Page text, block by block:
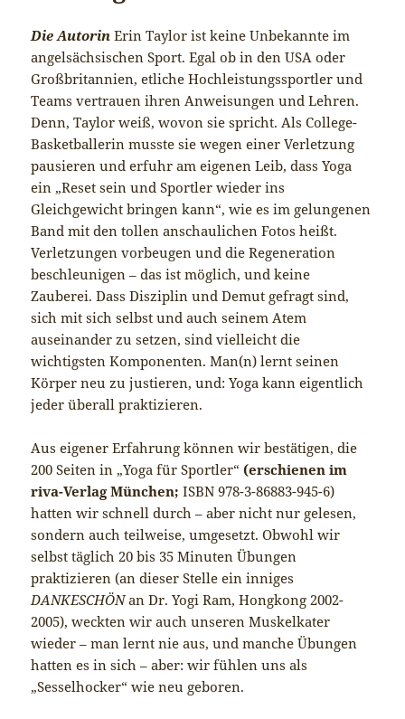
Die AutorinErin Taylor ist keine Unbekannte im
angelsächsischen Sport. Egal ob in den USA oder
Großbritannien, etliche Hochleistungssportler und
Teams vertrauen ihren Anweisungen und Lehren.
Denn, Taylor weiß, wovon sie spricht. Als College-
Basketballerin musste sie wegen einer Verletzung
pausieren und erfuhr am eigenen Leib, dass Yoga
ein „Reset sein und Sportler wieder ins
Gleichgewicht bringen kann“, wie es im gelungenen
Band mit den tollen anschaulichen Fotos heißt.
Verletzungen vorbeugen und die Regeneration
beschleunigen – das ist möglich, und keine
Zauberei. Dass Disziplin und Demut gefragt sind,
sich mit sich selbst und auch seinem Atem
auseinander zu setzen, sind vielleicht die
wichtigsten Komponenten. Man(n) lernt seinen
Körper neu zu justieren, und: Yoga kann eigentlich
jeder überall praktizieren.
Aus eigener Erfahrung können wir bestätigen, die
200 Seiten in „Yoga für Sportler“ (erschienen im
riva-Verlag München; ISBN 978-3-86883-945-6)
hatten wir schnell durch – aber nicht nur gelesen,
sondern auch teilweise, umgesetzt. Obwohl wir
selbst täglich 20 bis 35 Minuten Übungen
praktizieren (an dieser Stelle ein inniges
DANKESCHÖNan Dr. Yogi Ram, Hongkong 2002-
2005), weckten wir auch unseren Muskelkater
wieder – man lernt nie aus, und manche Übungen
hatten es in sich – aber: wir fühlen uns als
„Sesselhocker“ wie neu geboren.